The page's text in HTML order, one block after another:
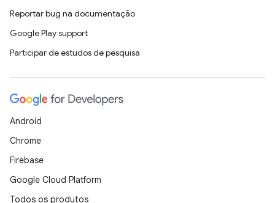
Reportar bug na documentação
Google Play support
Participar de estudos de pesquisa
Android
Chrome
Firebase
Google Cloud Platform
Todos os produtos